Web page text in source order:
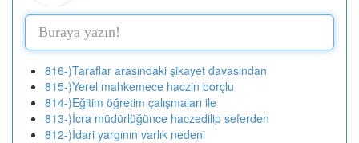
816-)Taraflar arasındaki şikayet davasından
815-)Yerel mahkemece haczin borçlu
814-)Eğitim öğretim çalışmaları ile
813-)İcra müdürlüğünce haczedilip seferden
812-)İdari yargının varlık nedeni